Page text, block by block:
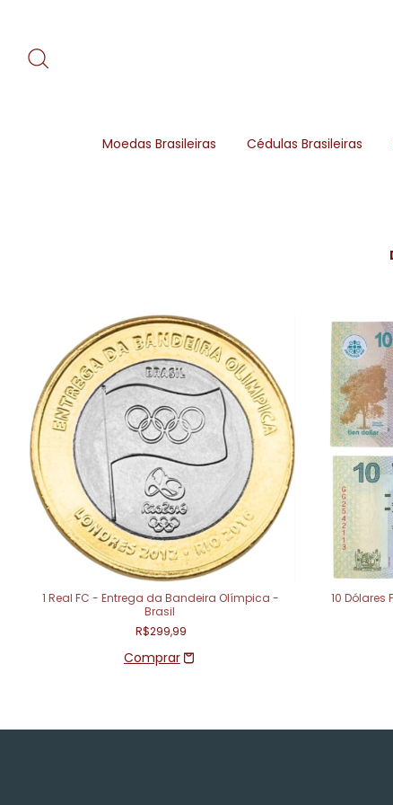
Moedas Brasileiras Cédulas Brasileiras
1 Real FC - Entrega da Bandeira Olímpica -
Brasil
R$299,99
10 Dólares